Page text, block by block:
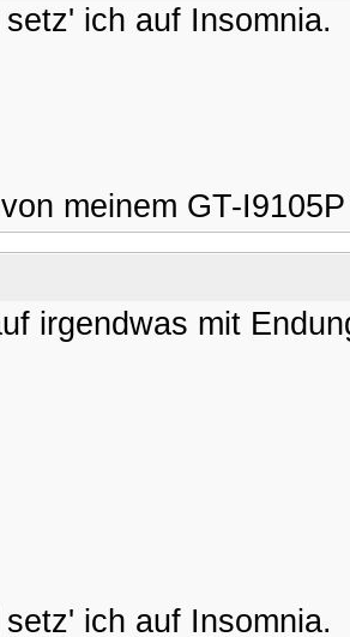
ich auf Insomnia.
meinem GT-
irgendwas mit
ich auf Insomnia.